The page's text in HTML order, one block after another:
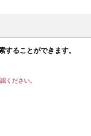
することができます。
ください。